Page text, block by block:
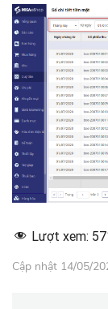
Lượt xem:
Cập nhật 14/05/